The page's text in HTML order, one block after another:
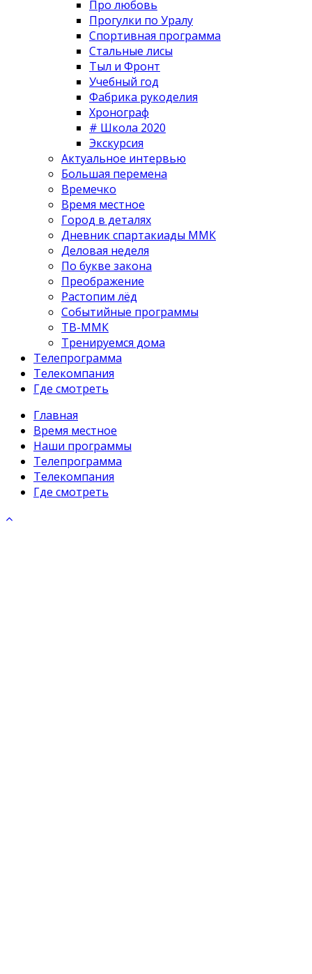
Про любовь
Прогулки по Уралу
Спортивная программа
Стальные лисы
Тыл и Фронт
Учебный год
Фабрика рукоделия
Хронограф
# Школа 2020
Экскурсия
Актуальное интервью
Большая перемена
Времечко
Время местное
Город в деталях
Дневник спартакиады ММК
Деловая неделя
По букве закона
Преображение
Растопим лёд
Событийные программы
ТВ-ММК
Тренируемся дома
Телепрограмма
Телекомпания
Где смотреть
Главная
Время местное
Наши программы
Телепрограмма
Телекомпания
Где смотреть